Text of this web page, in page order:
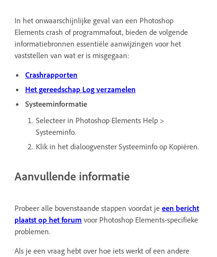
In het onwaarschijnlijke geval van een Photoshop
Elements crash of programmafout, bieden de volgende
informatiebronnen essentiële aanwijzingen voor het
vaststellen van wat er is misgegaan:
Crashrapporten
Het gereedschap Log verzamelen
Systeeminformatie
Selecteer in Photoshop Elements Help >
Systeeminfo.
Klik in het dialoogvenster Systeeminfo op Kopiëren.
Aanvullende informatie
Probeer alle bovenstaande stappen voordat je een bericht
plaatst op het forum voor Photoshop Elements-specifieke
problemen.
Als je een vraag hebt over hoe iets werkt of een andere